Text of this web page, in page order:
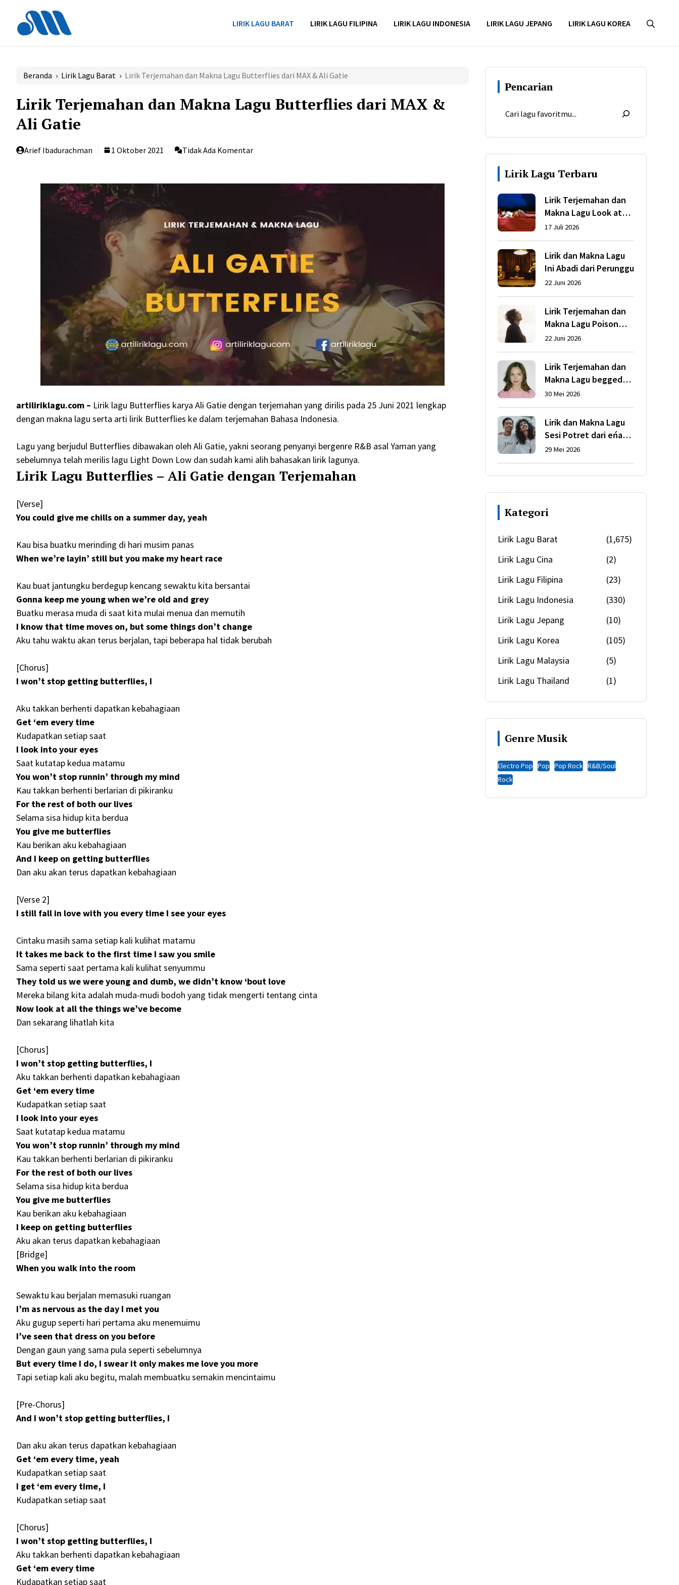
LIRIK LAGU BARAT LIRIK LAGU FILIPINA LIRIK LAGU INDONESIA LIRIK LAGU JEPANG LIRIK LAGU KOREA
Beranda › Lirik Lagu Barat › Lirik Terjemahan dan Makna Lagu Butterflies dari MAX & Ali Gatie
Lirik Terjemahan dan Makna Lagu Butterflies dari MAX &
Ali Gatie
Arief Ibadurachman 1 Oktober 2021 Tidak Ada Komentar
artiliriklagu.com – Lirik lagu Butterflies karya Ali Gatie dengan terjemahan yang dirilis pada 25 Juni 2021 lengkap
dengan makna lagu serta arti lirik Butterflies ke dalam terjemahan Bahasa Indonesia.
Lagu yang berjudul Butterflies dibawakan oleh Ali Gatie, yakni seorang penyanyi bergenre R&B asal Yaman yang
sebelumnya telah merilis lagu Light Down Low dan sudah kami alih bahasakan lirik lagunya.
Lirik Lagu Butterflies – Ali Gatie dengan Terjemahan
[Verse]
You could give me chills on a summer day, yeah
Kau bisa buatku merinding di hari musim panas
When we’re layin’ still but you make my heart race
Kau buat jantungku berdegup kencang sewaktu kita bersantai
Gonna keep me young when we’re old and grey
Buatku merasa muda di saat kita mulai menua dan memutih
I know that time moves on, but some things don’t change
Aku tahu waktu akan terus berjalan, tapi beberapa hal tidak berubah
[Chorus]
I won’t stop getting butterflies, I
Aku takkan berhenti dapatkan kebahagiaan
Get ‘em every time
Kudapatkan setiap saat
I look into your eyes
Saat kutatap kedua matamu
You won’t stop runnin’ through my mind
Kau takkan berhenti berlarian di pikiranku
For the rest of both our lives
Selama sisa hidup kita berdua
You give me butterflies
Kau berikan aku kebahagiaan
And I keep on getting butterflies
Dan aku akan terus dapatkan kebahagiaan
[Verse 2]
I still fall in love with you every time I see your eyes
Cintaku masih sama setiap kali kulihat matamu
It takes me back to the first time I saw you smile
Sama seperti saat pertama kali kulihat senyummu
They told us we were young and dumb, we didn’t know ‘bout love
Mereka bilang kita adalah muda-mudi bodoh yang tidak mengerti tentang cinta
Now look at all the things we’ve become
Dan sekarang lihatlah kita
[Chorus]
I won’t stop getting butterflies, I
Aku takkan berhenti dapatkan kebahagiaan
Get ‘em every time
Kudapatkan setiap saat
I look into your eyes
Saat kutatap kedua matamu
You won’t stop runnin’ through my mind
Kau takkan berhenti berlarian di pikiranku
For the rest of both our lives
Selama sisa hidup kita berdua
You give me butterflies
Kau berikan aku kebahagiaan
I keep on getting butterflies
Aku akan terus dapatkan kebahagiaan
[Bridge]
When you walk into the room
Sewaktu kau berjalan memasuki ruangan
I’m as nervous as the day I met you
Aku gugup seperti hari pertama aku menemuimu
I’ve seen that dress on you before
Dengan gaun yang sama pula seperti sebelumnya
But every time I do, I swear it only makes me love you more
Tapi setiap kali aku begitu, malah membuatku semakin mencintaimu
[Pre-Chorus]
And I won’t stop getting butterflies, I
Dan aku akan terus dapatkan kebahagiaan
Get ‘em every time, yeah
Kudapatkan setiap saat
I get ‘em every time, I
Kudapatkan setiap saat
[Chorus]
I won’t stop getting butterflies, I
Aku takkan berhenti dapatkan kebahagiaan
Get ‘em every time
Kudapatkan setiap saat
Pencarian
Lirik Lagu Terbaru
Lirik Terjemahan dan
Makna Lagu Look at
My Life dari Gracie
Abrams
17 Juli 2026
Lirik dan Makna Lagu
Ini Abadi dari Perunggu
22 Juni 2026
Lirik Terjemahan dan
Makna Lagu Poison
dari Dean Lewis
22 Juni 2026
Lirik Terjemahan dan
Makna Lagu begged
dari Olivia Rodrigo
30 Mei 2026
Lirik dan Makna Lagu
Sesi Potret dari eńau
feat. Ari Lesmana
29 Mei 2026
Kategori
Lirik Lagu Barat
(1,675)
Lirik Lagu Cina
(2)
Lirik Lagu Filipina
(23)
Lirik Lagu Indonesia
(330)
Lirik Lagu Jepang
(10)
Lirik Lagu Korea
(105)
Lirik Lagu Malaysia
(5)
Lirik Lagu Thailand
(1)
Genre Musik
Electro Pop Pop Pop Rock R&B/Soul
Rock